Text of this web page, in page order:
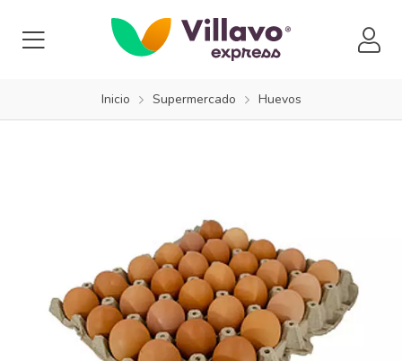
Inicio Supermercado Huevos